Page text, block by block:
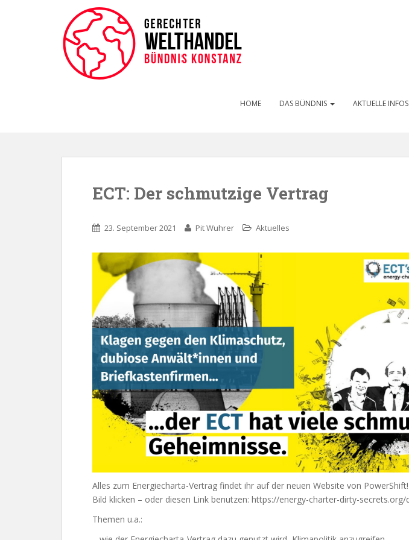
HOME DAS BÜNDNIS AKTUELLE INFOS
ECT: Der schmutzige Vertrag
23. September 2021 Pit Wuhrer Aktuelles
Alles zum Energiecharta-Vertrag findet ihr auf der neuen Website von
Bild klicken – oder diesen Link benutzen: https://energy-charter-dirty-secrets.org/
Themen u.a.: